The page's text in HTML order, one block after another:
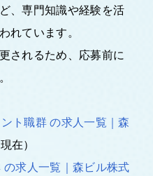
、専門知識や経験を活
れています。
されるため、応募前に
ト職群 の求人一覧｜森
在）
の求人一覧｜森ビル株式